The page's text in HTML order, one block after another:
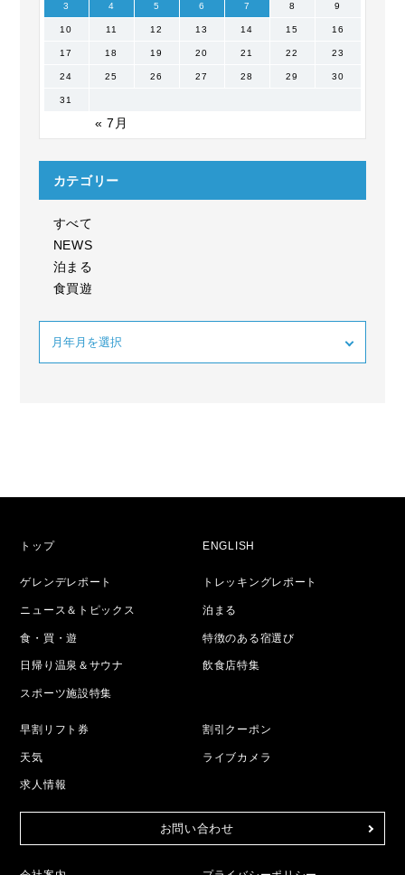
« 7月
3 4 5 6 7 8 9
10 11 12 13 14 15 16
17 18 19 20 21 22 23
24 25 26 27 28 29 30
31
カテゴリー
すべて
NEWS
泊まる
食買遊
トップ ENGLISH
ゲレンデレポート トレッキングレポート
ニュース＆トピックス 泊まる
食・買・遊 特徴のある宿選び
日帰り温泉＆サウナ 飲食店特集
スポーツ施設特集
早割リフト券 割引クーポン
天気 ライブカメラ
求人情報
お問い合わせ